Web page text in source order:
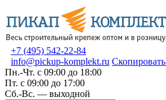
+7 (495) 542-22-84
info@pickup-komplekt.ru Скопировать
Пн.-Чт. с 09:00 до 18:00
Пт. с 09:00 до 17:00
Сб.-Вс. — выходной